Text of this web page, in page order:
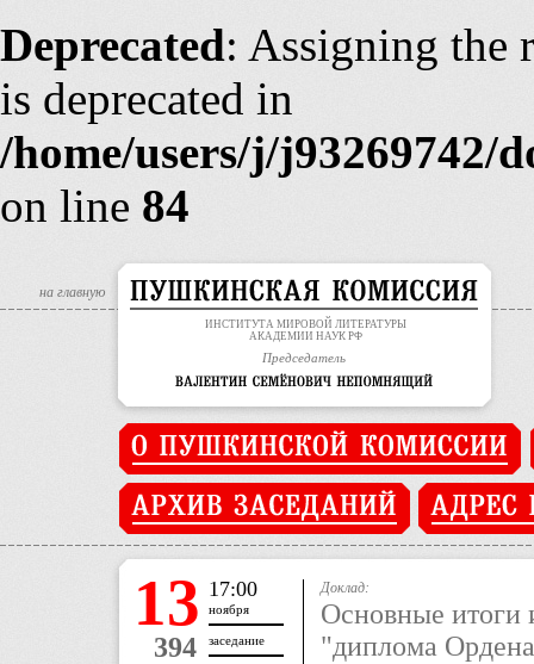
Deprecated: Assigning the
is deprecated in
/home/users/j/j93269742/
on line 84
на главную
ИНСТИТУТА МИРОВОЙ ЛИТЕРАТУРЫ
АКАДЕМИИ НАУК РФ
Председатель
13 17:00
ноября
394 заседание
Доклад:
Основные итоги
"диплома